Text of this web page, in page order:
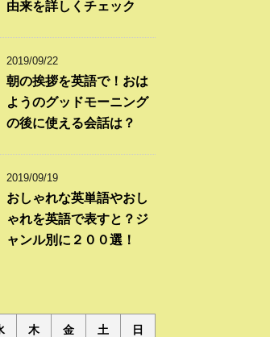
由来を詳しくチェック
2019/09/22
朝の挨拶を英語で！おは
ようのグッドモーニング
の後に使える会話は？
2019/09/19
おしゃれな英単語やおし
ゃれを英語で表すと？ジ
ャンル別に２００選！
木 金 土 日